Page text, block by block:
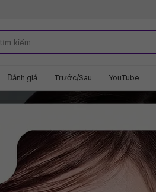
Đánh giá Trước/Sau YouTube